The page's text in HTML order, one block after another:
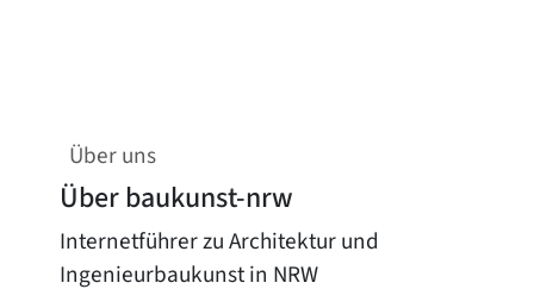
Über uns
Über baukunst-nrw
Internetführer zu Architektur und
Ingenieurbaukunst in NRW